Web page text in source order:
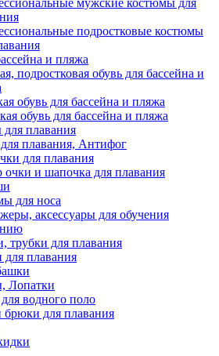
мужские костюмы для
подростковые костюмы
и пляжа
подростковая обувь для бассейна и
обувь для бассейна и пляжа
обувь для бассейна и пляжа
для плавания
плавания, Антифог
для плавания
очки и шапочка для плавания
для носа
аксессуары для обучения
трубки для плавания
для плавания
Лопатки
водного поло
для плавания